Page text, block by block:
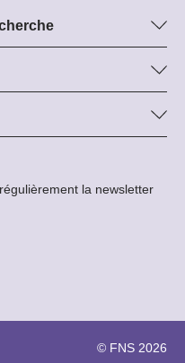
tous les Programmes
sur les projets de
par le FNS.
la newsletter
© FNS 2026